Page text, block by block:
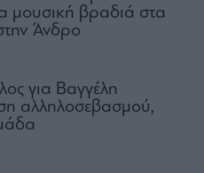
μουσική βραδιά στα
Άνδρο
για Βαγγέλη
αλληλοσεβασμού,